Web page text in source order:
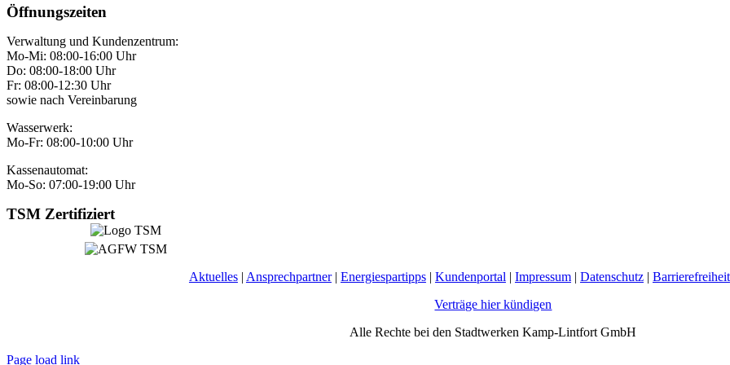
Öffnungszeiten
Verwaltung und Kundenzentrum:
Mo-Mi: 08:00-16:00 Uhr
Do: 08:00-18:00 Uhr
Fr: 08:00-12:30 Uhr
sowie nach Vereinbarung
Wasserwerk:
Mo-Fr: 08:00-10:00 Uhr
Kassenautomat:
Mo-So: 07:00-19:00 Uhr
TSM Zertifiziert
Aktuelles| Ansprechpartner| Energiespartipps| Kundenportal| Impressum| Datenschutz| Barrierefreiheit
Verträge hier kündigen
Alle Rechte bei den Stadtwerken Kamp-Lintfort GmbH
Page load link